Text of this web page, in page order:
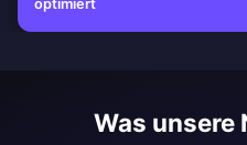
optimiert
Was unsere